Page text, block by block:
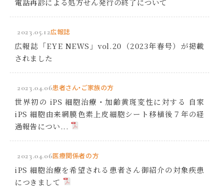
2023.05.12広報誌
広報誌「EYE NEWS」vol.20（2023年春号）が掲載
されました
2023.04.06患者さん・ご家族の方
世界初の iPS 細胞治療・加齢黄斑変性に対する 自家
iPS 細胞由来網膜色素上皮細胞シート移植後７年の経
過報告につい...
2023.04.06医療関係者の方
iPS 細胞治療を希望される患者さん御紹介の対象疾患
につきまして